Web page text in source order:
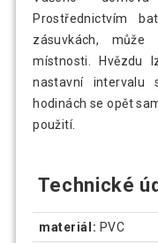
Prostřednictvím
zásuvkách,
místnosti. Hvězdu
nastavní
hodinách se opět
použití.
Technické
materiál: PVC